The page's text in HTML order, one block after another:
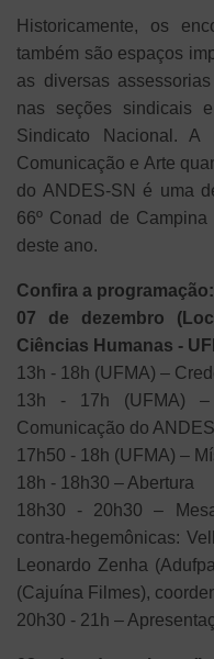
Historicamente, os
também são espaços
as diversas
nas seções sindicais
Sindicato Nacional.
Comunicação e Arte
do ANDES-SN é uma
66º Conad de
deste ano.
Confira a programação:
07 de dezembro
Ciências Humanas -
13h - 18h (UFMA) –
13h - 17h (UFMA) –
Comunicação do
17h50 - 18h (UFMA) –
18h - 18h30 – Abertura
18h30 - 20h30 –
contra-hegemônicas:
Leonardo Zenha
(Cajuína Filmes),
20h30 - 21h –